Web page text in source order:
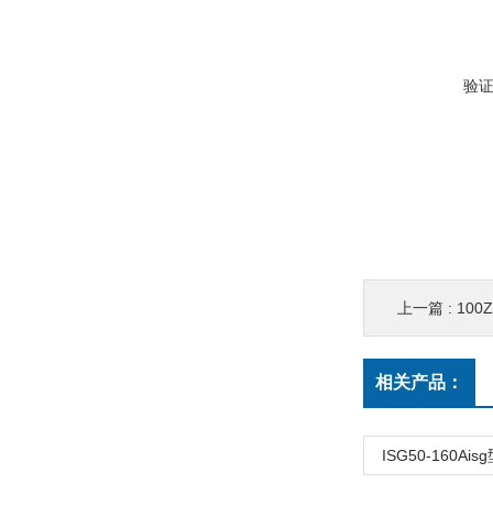
验
上一篇 :
相关产品：
ISG50-160Aisg